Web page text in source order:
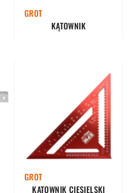
GROT
KĄTOWNIK
GROT
KĄTOWNIK CIESIELSKI